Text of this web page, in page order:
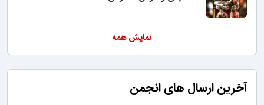
نمایش همه
آخرین ارسال های انجمن